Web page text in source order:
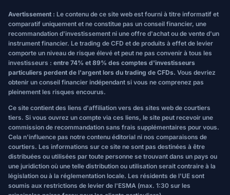
Avertissement : Le contenu de ce site web est fourni à titre informatif et
comparatif uniquement et ne constitue pas un conseil financier, une
recommandation d'investissement ni une offre d'achat ou de vente d'un
instrument financier. Le trading de CFD et de produits à effet de levier
comporte un niveau de risque élevé et peut ne pas convenir à tous les
investisseurs : entre 74% et 89% des comptes d'investisseurs
particuliers perdent de l'argent lors du trading de CFDs. Vous devriez
obtenir un conseil financier indépendant si vous ne comprenez pas
pleinement les risques encourus.
Ce site contient des liens d'affiliation vers des sites web de courtiers
tiers. Si vous ouvrez un compte via ces liens, le site peut recevoir une
commission de recommandation sans frais supplémentaires pour vous.
Cela n'influence pas notre contenu éditorial ni nos comparaisons de
courtiers. Les informations sur ce site ne sont pas destinées à être
distribuées ou utilisées par toute personne se trouvant dans un pays ou
une juridiction où une telle distribution ou utilisation serait contraire à la
législation ou à la réglementation locale. Les résidents de l'UE sont
soumis aux restrictions de levier de l'ESMA (max. 1:30 sur les